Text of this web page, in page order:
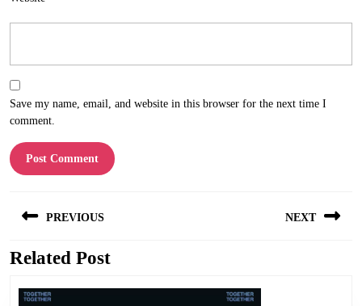
Save my name, email, and website in this browser for the next time I
comment.
navigation
PREVIOUS
Previous
NEXT
Related Post